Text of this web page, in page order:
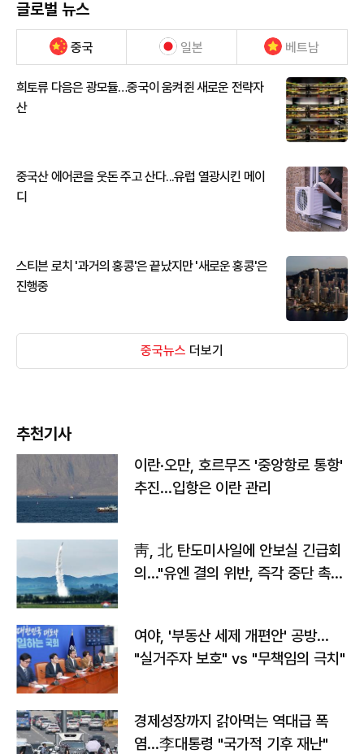
글로벌 뉴스
중국 일본 베트남
희토류 다음은 광모듈…중국이 움켜쥔 새로운 전략자
산
중국산 에어콘을 웃돈 주고 산다...유럽 열광시킨 메이
디
스티븐 로치 '과거의 홍콩'은 끝났지만 '새로운 홍콩'은
진행중
중국뉴스 더보기
추천기사
이란·오만, 호르무즈 '중앙항로 통항'
추진…입항은 이란 관리
靑, 北 탄도미사일에 안보실 긴급회
의…"유엔 결의 위반, 즉각 중단 촉
여야, '부동산 세제 개편안' 공방…
"실거주자 보호" vs "무책임의 극치"
경제성장까지 갉아먹는 역대급 폭
염…李대통령 "국가적 기후 재난"